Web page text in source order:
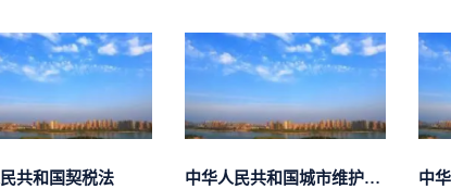
共和国契税法 中华人民共和国城市维护建设税法 中